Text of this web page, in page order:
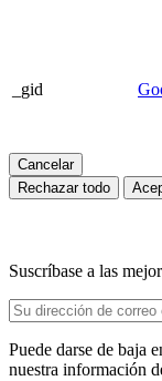
_gid
Cancelar
Rechazar todo
Suscríbase a las
Puede darse de baja
nuestra información